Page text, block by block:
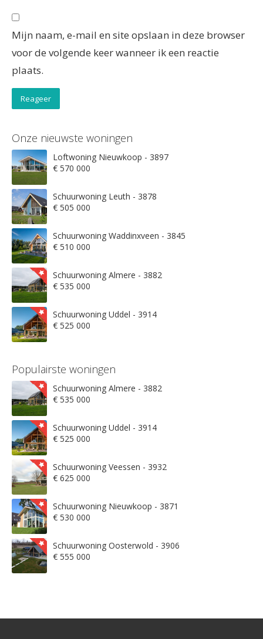
Mijn naam, e-mail en site opslaan in deze browser
voor de volgende keer wanneer ik een reactie
plaats.
Onze nieuwste woningen
Loftwoning Nieuwkoop - 3897
€ 570 000
Schuurwoning Leuth - 3878
€ 505 000
Schuurwoning Waddinxveen - 3845
€ 510 000
Schuurwoning Almere - 3882
€ 535 000
Schuurwoning Uddel - 3914
€ 525 000
Populairste woningen
Schuurwoning Almere - 3882
€ 535 000
Schuurwoning Uddel - 3914
€ 525 000
Schuurwoning Veessen - 3932
€ 625 000
Schuurwoning Nieuwkoop - 3871
€ 530 000
Schuurwoning Oosterwold - 3906
€ 555 000